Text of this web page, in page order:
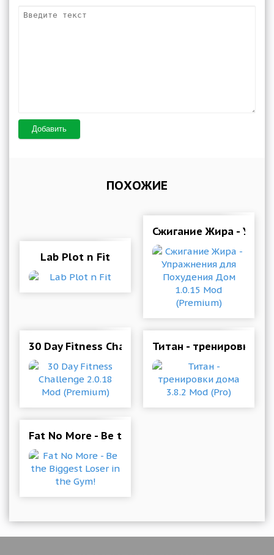
Добавить
ПОХОЖИЕ
Lab Plot n Fit
Сжигание Жира -
30 Day Fitness Challenge 2.0.18 Mod (Premium)
Титан - тренировки
Fat No More - Be the Biggest Loser in the Gym!